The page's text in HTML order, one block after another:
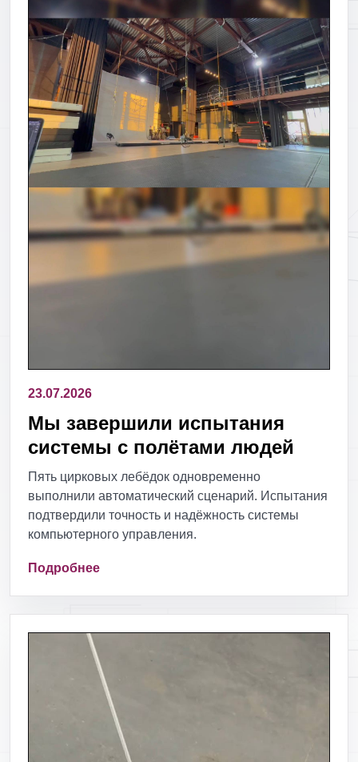
23.07.2026
Мы завершили испытания
системы с полётами людей
Пять цирковых лебёдок одновременно
выполнили автоматический сценарий. Испытания
подтвердили точность и надёжность системы
компьютерного управления.
Подробнее